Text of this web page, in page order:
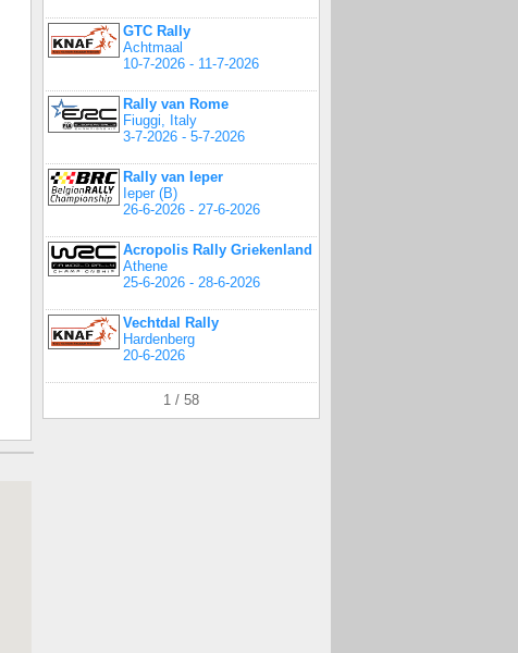
GTC Rally
Achtmaal
10-7-2026 - 11-7-2026
Rally van Rome
Fiuggi, Italy
3-7-2026 - 5-7-2026
Rally van Ieper
Ieper (B)
26-6-2026 - 27-6-2026
Acropolis Rally Griekenland
Athene
25-6-2026 - 28-6-2026
Vechtdal Rally
Hardenberg
20-6-2026
1 / 58